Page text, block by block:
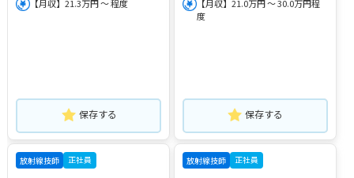
【月収】21.3万円 ～ 程度
保存する
【月収】21.0万円 ～ 30.0万円程
度
保存する
放射線技師 正社員 放射線技師 正社員